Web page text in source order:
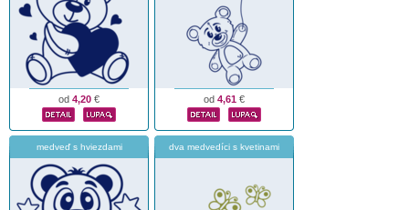
od 4,20 € od 4,61 €
medveď s hviezdami dva medvedíci s kvetinami